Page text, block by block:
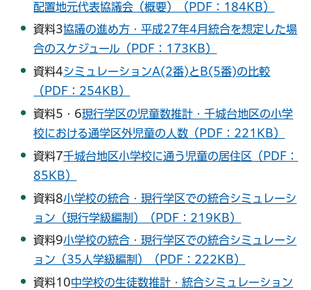
配置地元代表協議会（概要）（PDF：184KB）
資料3協議の進め方・平成27年4月統合を想定した場
合のスケジュール（PDF：173KB）
資料4シミュレーションA(2番)とB(5番)の比較
（PDF：254KB）
資料5・6現行学区の児童数推計・千城台地区の小学
校における通学区外児童の人数（PDF：221KB）
資料7千城台地区小学校に通う児童の居住区（PDF：
85KB）
資料8小学校の統合・現行学区での統合シミュレーシ
ョン（現行学級編制）（PDF：219KB）
資料9小学校の統合・現行学区での統合シミュレーシ
ョン（35人学級編制）（PDF：222KB）
資料10中学校の生徒数推計・統合シミュレーション